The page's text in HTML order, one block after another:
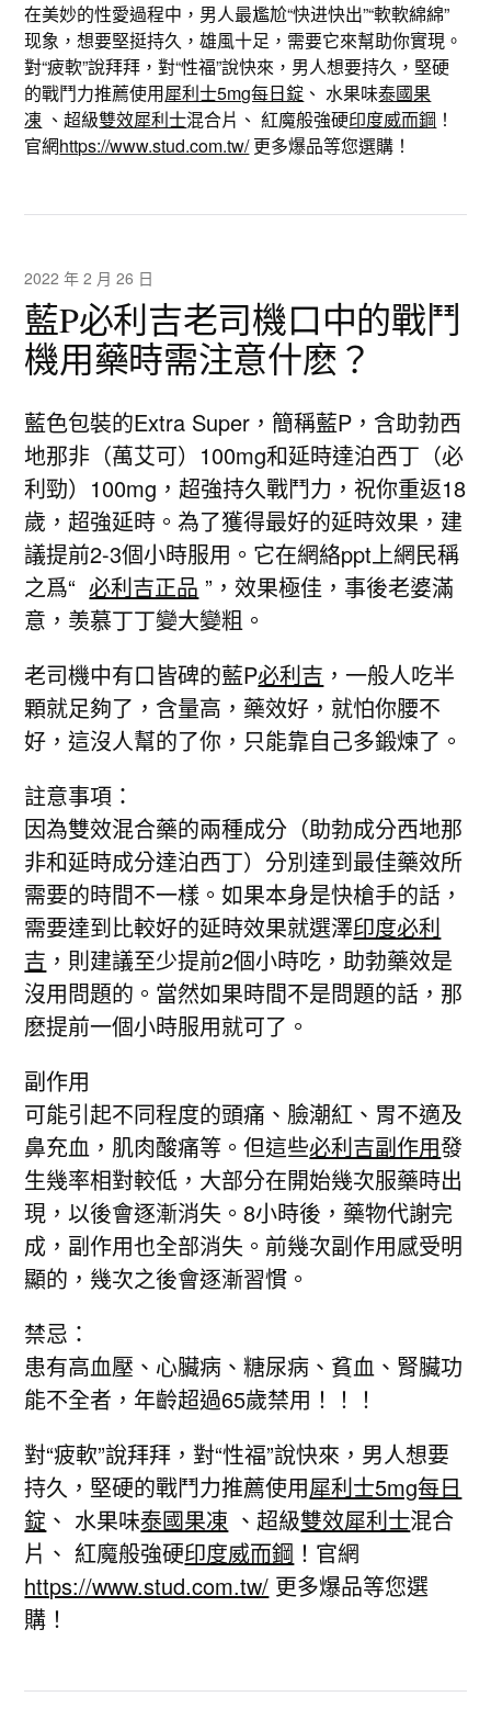
在美妙的性愛過程中，男人最尷尬“快进快出”“軟軟綿綿”
现象，想要堅挺持久，雄風十足，需要它來幫助你實現。
對“疲軟”說拜拜，對“性福”說快來，男人想要持久，堅硬
的戰鬥力推薦使用犀利士5mg每日錠 、 水果味泰國果
凍 、超級雙效犀利士混合片、 紅魔般強硬印度威而鋼 ！
官網https://www.stud.com.tw/更多爆品等您選購！
2022 年 2 月 26 日
藍P必利吉老司機口中的戰鬥
機用藥時需注意什麽？
藍色包裝的Extra Super，簡稱藍P，含助勃西
地那非（萬艾可）100mg和延時達泊西丁（必
利勁）100mg，超強持久戰鬥力，祝你重返18
歲，超強延時。為了獲得最好的延時效果，建
議提前2-3個小時服用。它在網絡ppt上網民稱
之爲“必利吉正品 ”，效果極佳，事後老婆滿
意，羡慕丁丁變大變粗。
老司機中有口皆碑的藍P必利吉 ，一般人吃半
顆就足夠了，含量高，藥效好，就怕你腰不
好，這沒人幫的了你，只能靠自己多鍛煉了。
註意事項：
因為雙效混合藥的兩種成分（助勃成分西地那
非和延時成分達泊西丁）分別達到最佳藥效所
需要的時間不一樣。如果本身是快槍手的話，
需要達到比較好的延時效果就選澤印度必利
吉 ，則建議至少提前2個小時吃，助勃藥效是
沒用問題的。當然如果時間不是問題的話，那
麽提前一個小時服用就可了。
副作用
可能引起不同程度的頭痛、臉潮紅、胃不適及
鼻充血，肌肉酸痛等。但這些必利吉副作用發
生幾率相對較低，大部分在開始幾次服藥時出
現，以後會逐漸消失。8小時後，藥物代謝完
成，副作用也全部消失。前幾次副作用感受明
顯的，幾次之後會逐漸習慣。
禁忌：
患有高血壓、心臟病、糖尿病、貧血、腎臟功
能不全者，年齡超過65歲禁用！！！
對“疲軟”說拜拜，對“性福”說快來，男人想要
持久，堅硬的戰鬥力推薦使用犀利士5mg每日
錠 、 水果味泰國果凍 、超級雙效犀利士混合
片、 紅魔般強硬印度威而鋼 ！官網
https://www.stud.com.tw/ 更多爆品等您選
購！